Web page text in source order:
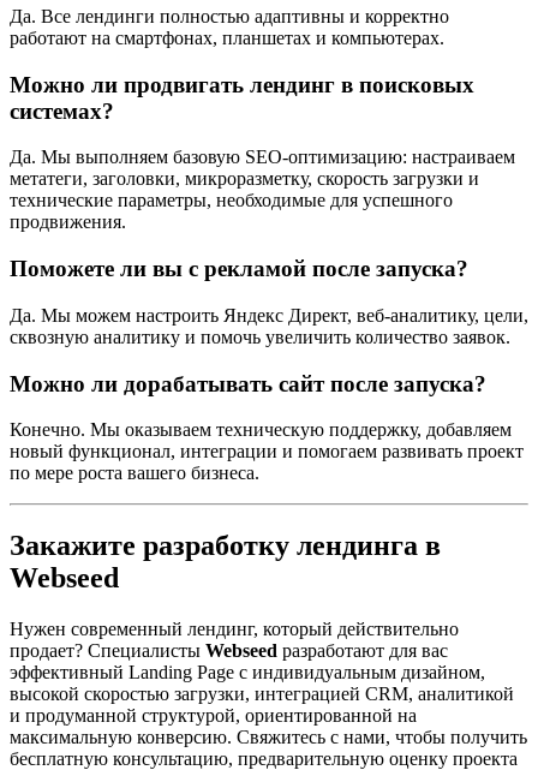
Да. Все лендинги полностью адаптивны и корректно
работают на смартфонах, планшетах и компьютерах.
Можно ли продвигать лендинг в поисковых
системах?
Да. Мы выполняем базовую SEO-оптимизацию: настраиваем
метатеги, заголовки, микроразметку, скорость загрузки и
технические параметры, необходимые для успешного
продвижения.
Поможете ли вы с рекламой после запуска?
Да. Мы можем настроить Яндекс Директ, веб-аналитику, цели,
сквозную аналитику и помочь увеличить количество заявок.
Можно ли дорабатывать сайт после запуска?
Конечно. Мы оказываем техническую поддержку, добавляем
новый функционал, интеграции и помогаем развивать проект
по мере роста вашего бизнеса.
Закажите разработку лендинга в
Webseed
Нужен современный лендинг, который действительно
продает? Специалисты Webseed разработают для вас
эффективный Landing Page с индивидуальным дизайном,
высокой скоростью загрузки, интеграцией CRM, аналитикой
и продуманной структурой, ориентированной на
максимальную конверсию. Свяжитесь с нами, чтобы получить
бесплатную консультацию, предварительную оценку проекта